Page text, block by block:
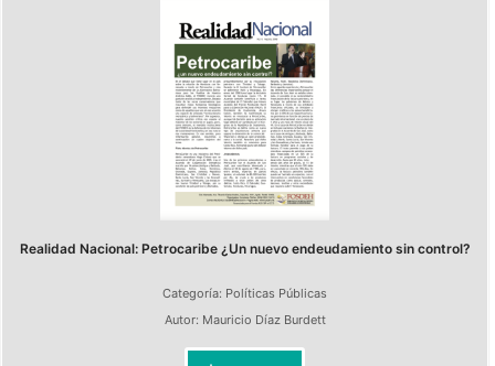
Realidad Nacional: Petrocaribe ¿Un nuevo endeudamiento sin control?
Categoría: Políticas Públicas
Autor: Mauricio Díaz Burdett